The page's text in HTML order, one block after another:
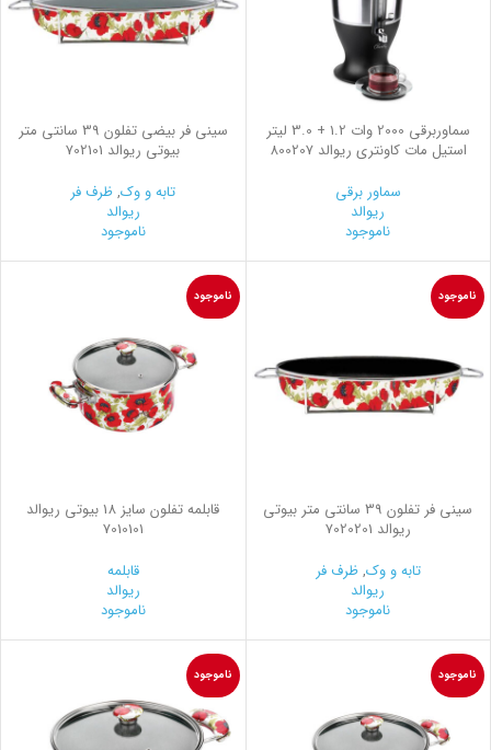
سماوربرقی 2000 وات 1.2 + 3.0 لیتر
استیل مات کاونتری ریوالد 800207
سماور برقی
ریوالد
ناموجود
سینی فر بیضی تفلون 39 سانتی متر
بیوتی ریوالد 702101
تابه و وک,ظرف فر
ریوالد
ناموجود
ناموجود
سینی فر تفلون 39 سانتی متر بیوتی
ریوالد 7020201
تابه و وک,ظرف فر
ریوالد
ناموجود
ناموجود
قابلمه تفلون سایز 18 بیوتی ریوالد
7010101
قابلمه
ریوالد
ناموجود
ناموجود ناموجود